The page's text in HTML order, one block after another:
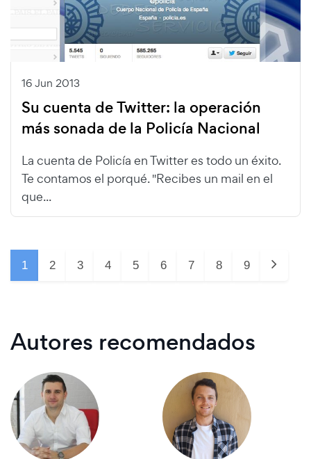
16 Jun 2013
Su cuenta de Twitter: la operación
más sonada de la Policía Nacional
La cuenta de Policía en Twitter es todo un éxito.
Te contamos el porqué. "Recibes un mail en el
que...
1 2 3 4 5 6 7 8 9
Autores recomendados